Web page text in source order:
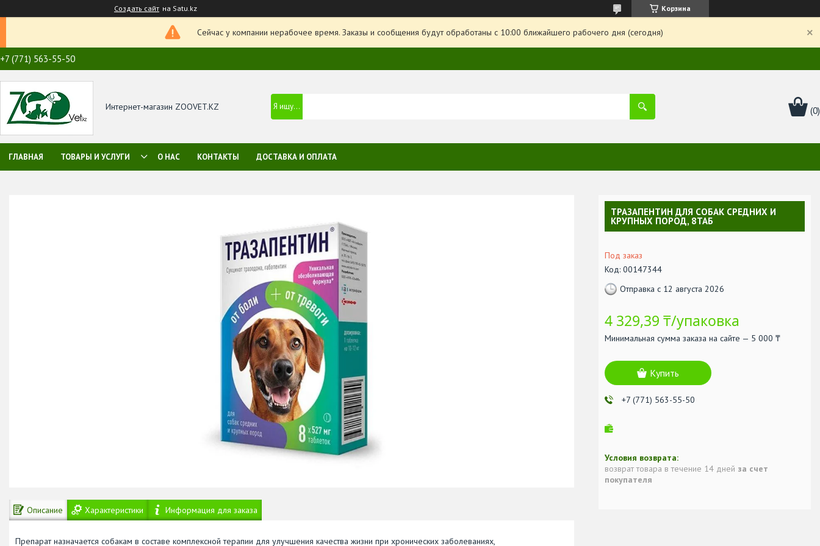
Создать сайт на Satu.kz Корзина
Сейчас у компании нерабочее время. Заказы и сообщения будут обработаны с 10:00 ближайшего рабочего дня (сегодня)
+7 (771) 563-55-50
Интернет-магазин ZOOVET.KZ
ГЛАВНАЯ ТОВАРЫ И УСЛУГИ О НАС КОНТАКТЫ ДОСТАВКА И ОПЛАТА
Описание Характеристики Информация для заказа
Препарат назначается собакам в составе комплексной терапии для улучшения качества жизни при хронических заболеваниях,
ТРАЗАПЕНТИН ДЛЯ СОБАК СРЕДНИХ И
КРУПНЫХ ПОРОД, 8ТАБ
Под заказ
Код: 00147344
Отправка с 12 августа 2026
4 329,39 ₸/упаковка
Минимальная сумма заказа на сайте — 5 000 ₸
Купить
+7 (771) 563-55-50
возврат товара в течение 14 дней за счет
покупателя